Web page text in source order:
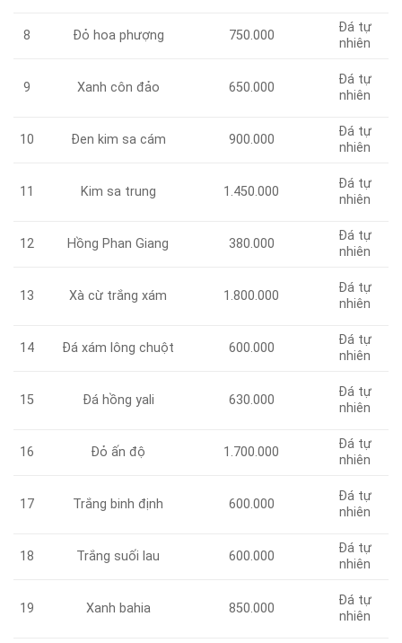
8 Đỏ hoa phượng 750.000
Đá tự
nhiên
9 Xanh côn đảo 650.000
Đá tự
nhiên
10 Đen kim sa cám 900.000
Đá tự
nhiên
11 Kim sa trung 1.450.000
Đá tự
nhiên
12 Hồng Phan Giang 380.000
Đá tự
nhiên
13 Xà cừ trắng xám 1.800.000
Đá tự
nhiên
14 Đá xám lông chuột 600.000
Đá tự
nhiên
15 Đá hồng yali 630.000
Đá tự
nhiên
16 Đỏ ấn độ 1.700.000
Đá tự
nhiên
17 Trắng binh định 600.000
Đá tự
nhiên
18 Trắng suối lau 600.000
Đá tự
nhiên
19 Xanh bahia 850.000
Đá tự
nhiên